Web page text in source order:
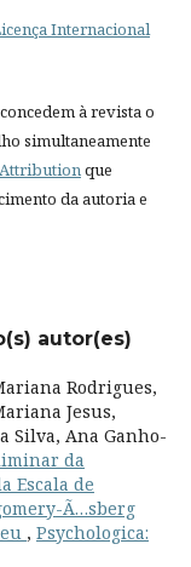
Internacional
à revista o
simultaneamente
Attributionque
da autoria e
autor(es)
Rodrigues,
Jesus,
Silva, Ana Ganho-
da
Escala de
Ã…sberg
, Psychologica: